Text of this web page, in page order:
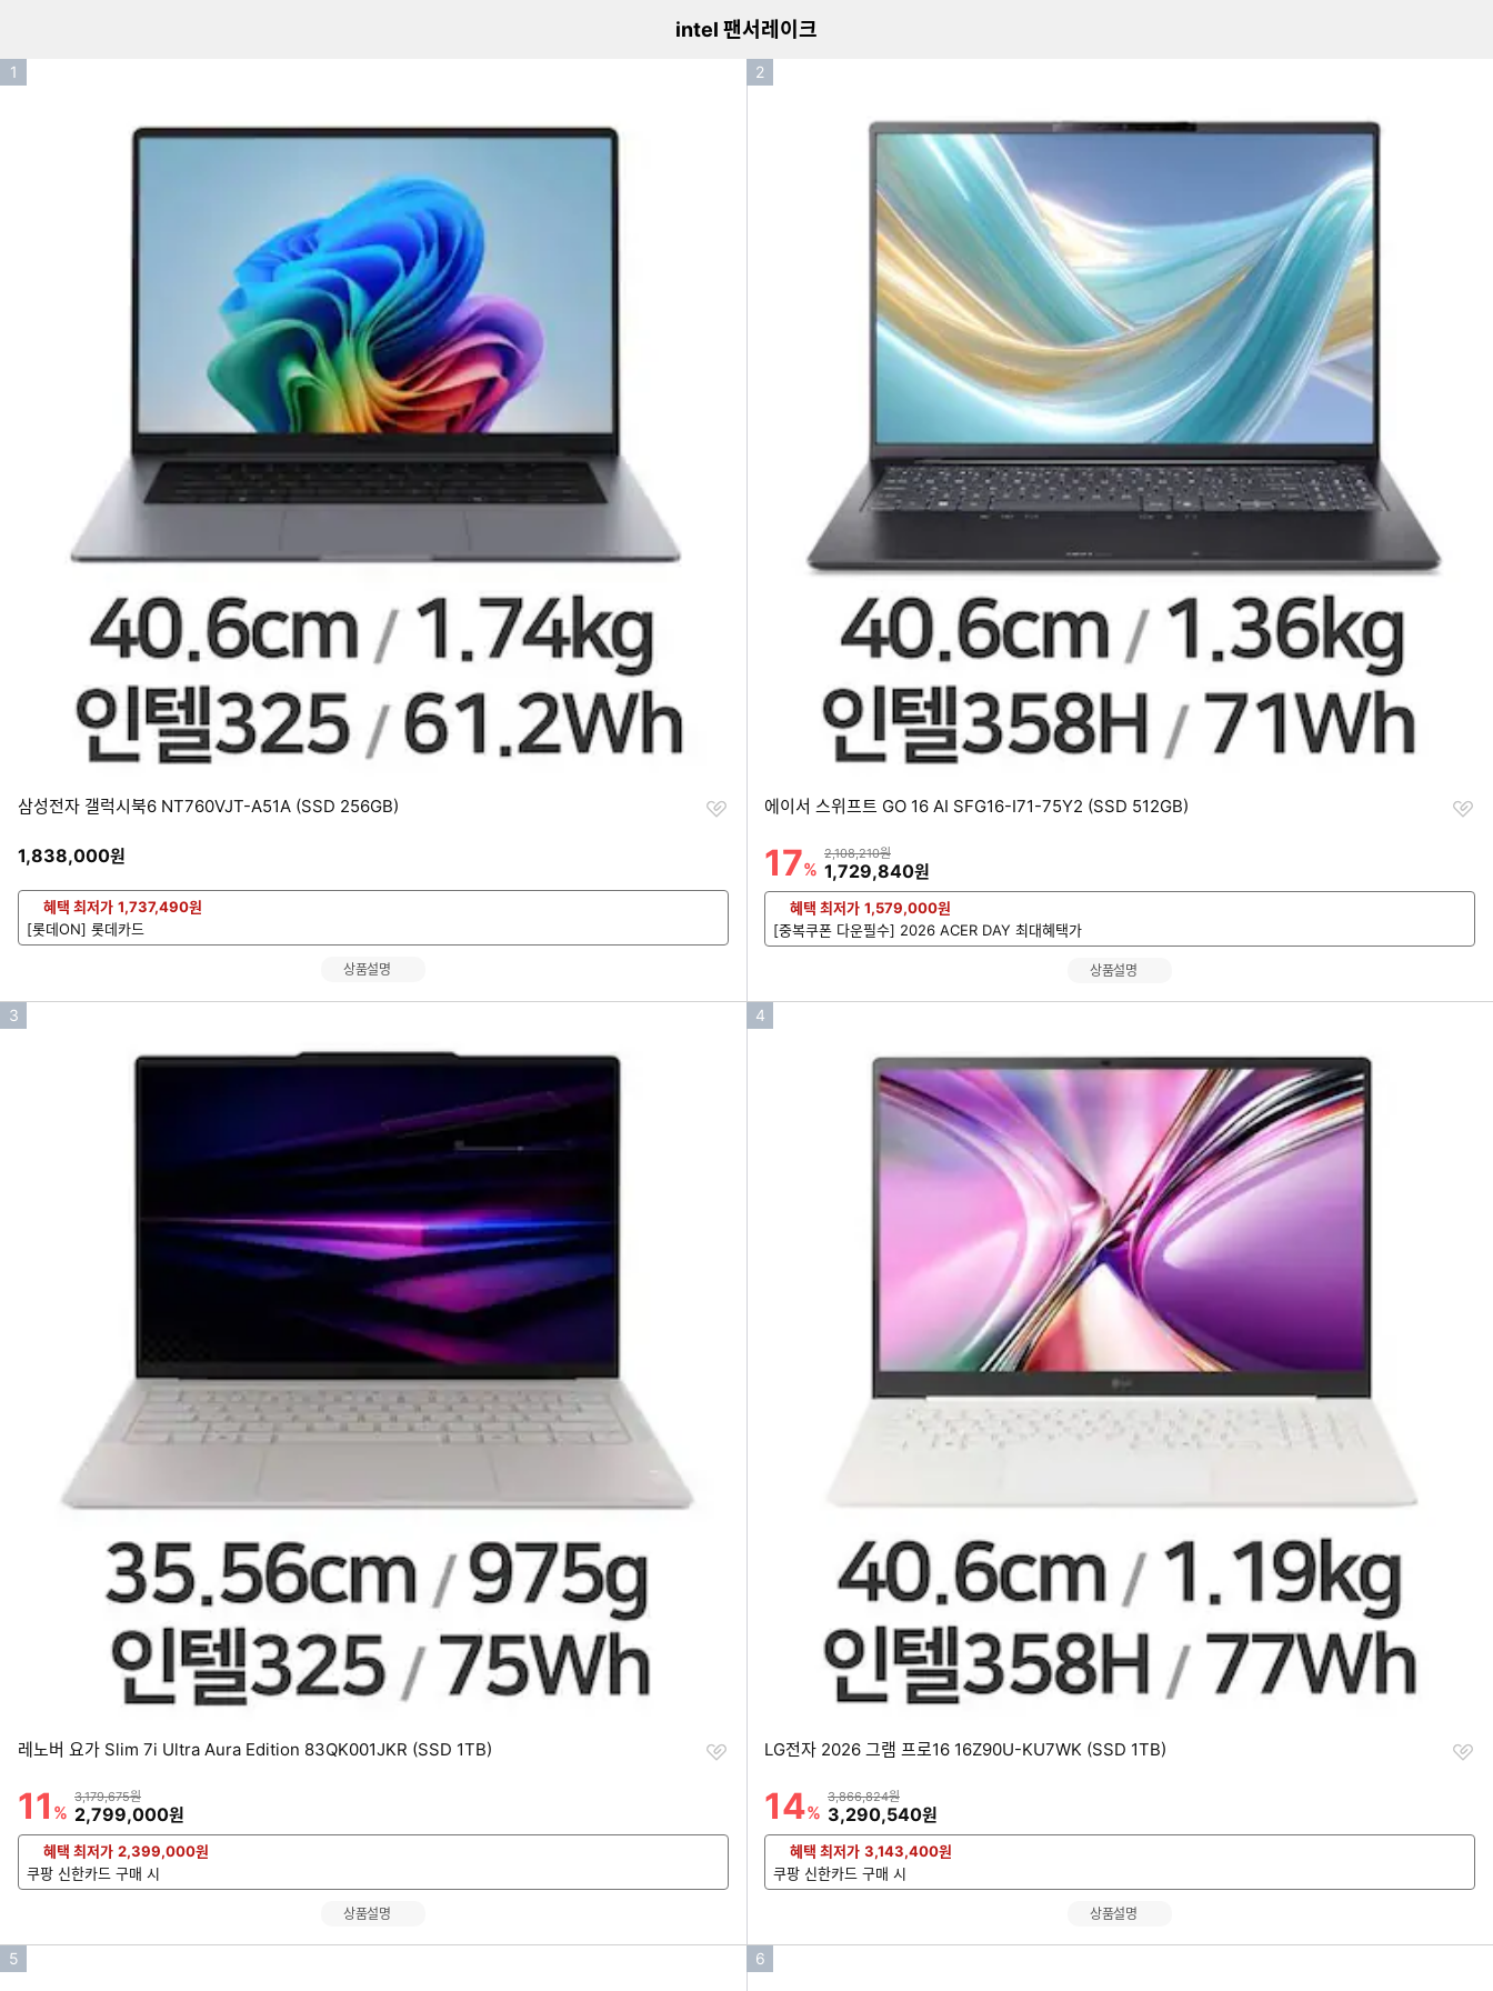
intel 팬서레이크
인1
삼성전자 갤럭시북6 NT760VJT-A51A (SSD 256GB)
1,838,000원
찜
혜택 최저가 1,737,490원
[롯데ON] 롯데카드
상품설명
인
2
에이서 스위프트 GO 16 AI SFG16-I71-75Y2 (SSD 512GB)
할인률
17%
상품금액
2,108,210원
할인금액
1,729,840원
찜
혜택 최저가 1,579,000원
[중복쿠폰 다운필수] 2026 ACER DAY 최대혜택가
상품설명
인
3
레노버 요가 Slim 7i Ultra Aura Edition 83QK001JKR (SSD 1TB)
할인률
11 %
상품금액
3,179,675원
할인금액
2,799,000원
찜
혜택 최저가 2,399,000원
쿠팡 신한카드 구매 시
상품설명
인
4
LG전자 2026 그램 프로16 16Z90U-KU7WK (SSD 1TB)
할인률
14%
상품금액
3,866,824원
할인금액
3,290,540원
찜
혜택 최저가 3,143,400원
쿠팡 신한카드 구매 시
상품설명
인
5
인
6